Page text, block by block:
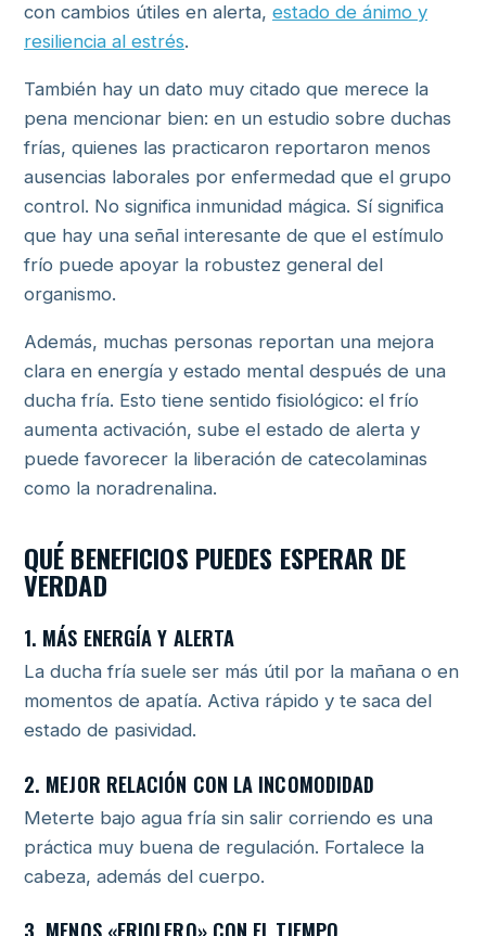
con cambios útiles en alerta, estado de ánimo y
resiliencia al estrés.
También hay un dato muy citado que merece la
pena mencionar bien: en un estudio sobre duchas
frías, quienes las practicaron reportaron menos
ausencias laborales por enfermedad que el grupo
control. No significa inmunidad mágica. Sí significa
que hay una señal interesante de que el estímulo
frío puede apoyar la robustez general del
organismo.
Además, muchas personas reportan una mejora
clara en energía y estado mental después de una
ducha fría. Esto tiene sentido fisiológico: el frío
aumenta activación, sube el estado de alerta y
puede favorecer la liberación de catecolaminas
como la noradrenalina.
QUÉ BENEFICIOS PUEDES ESPERAR DE
VERDAD
1. MÁS ENERGÍA Y ALERTA
La ducha fría suele ser más útil por la mañana o en
momentos de apatía. Activa rápido y te saca del
estado de pasividad.
2. MEJOR RELACIÓN CON LA INCOMODIDAD
Meterte bajo agua fría sin salir corriendo es una
práctica muy buena de regulación. Fortalece la
cabeza, además del cuerpo.
3. MENOS «FRIOLERO» CON EL TIEMPO